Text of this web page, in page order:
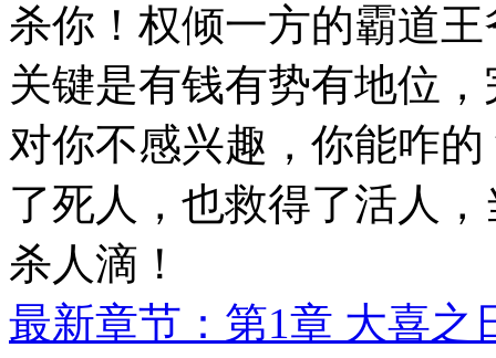
杀你！权倾一方的霸道
关键是有钱有势有地位
对你不感兴趣，你能咋
了死人，也救得了活人
杀人滴！
最新章节：第1章 大喜之